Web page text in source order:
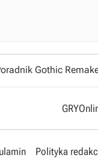
Gothic
Polityka